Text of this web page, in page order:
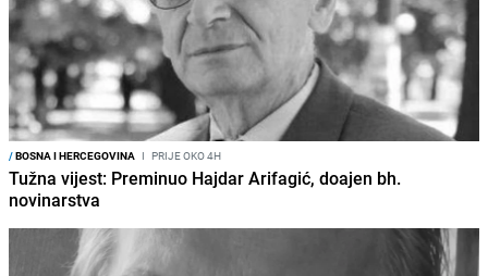
/BOSNA I HERCEGOVINA I PRIJE OKO 4H
Tužna vijest: Preminuo Hajdar Arifagić, doajen bh.
novinarstva